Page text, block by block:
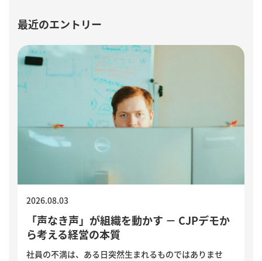
最近のエントリー
「声なき声」が組織を動かす － CJPデモか
ら考える経営の本質
2026.08.03
社員の不満は、ある日突然生まれるものではありませ